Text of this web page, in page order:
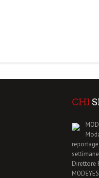
CHI
Direttore